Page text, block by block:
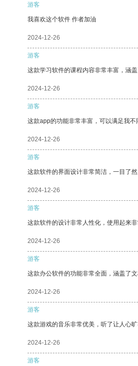
游客
我喜欢这个软件 作者加油
2024-12-26
游客
这款学习软件的课程内容非常丰富，涵
2024-12-26
游客
这款app的功能非常丰富，可以满足我不
2024-12-26
游客
这款软件的界面设计非常简洁，一目了然
2024-12-26
游客
这款软件的设计非常人性化，使用起来非
2024-12-26
游客
这款办公软件的功能非常全面，涵盖了
2024-12-26
游客
这款游戏的音乐非常优美，听了让人心旷
2024-12-26
游客